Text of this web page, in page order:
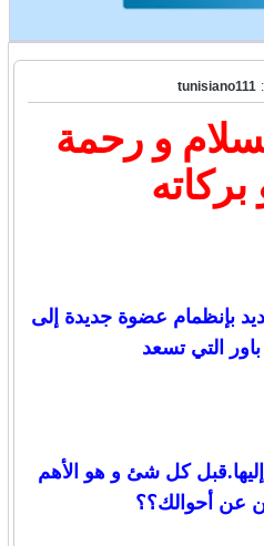
tunisiano111
و رحمة
بركاته
بإنظمام عضوة جديدة إلى
التي تسعد
إليها.قبل كل شئ و هو الأهم
عن أحوالك؟؟